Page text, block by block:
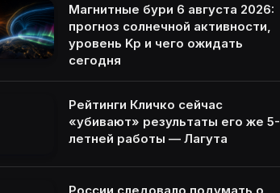
Магнитные бури 6 августа 2026:
прогноз солнечной активности,
уровень Kp и чего ожидать
сегодня
Рейтинги Кличко сейчас
«убивают» результаты его же 5-
летней работы — Лагута